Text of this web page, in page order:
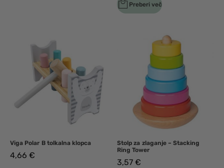
Preberi več
Viga Polar B tolkalna klopca
4,66€
Stolp za zlaganje – Stacking
Ring Tower
3,57€